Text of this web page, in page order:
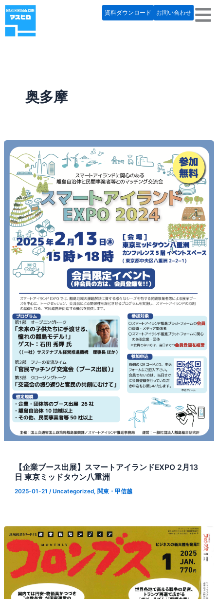
内
を
お問い合わせ
資料ダウンロード
奥多摩
【企業ブース出展】スマートアイランドEXPO 2月13
日 東京ミッドタウン八重洲
2025-01-21 /Uncategorized, 関東・甲信越